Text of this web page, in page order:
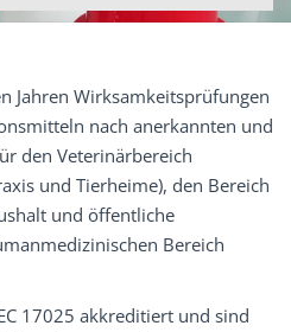
Jahren Wirksamkeitsprüfungen
nach anerkannten und
den Veterinärbereich
und Tierheime), den Bereich
und öffentliche
Bereich
17025 akkreditiert und sind